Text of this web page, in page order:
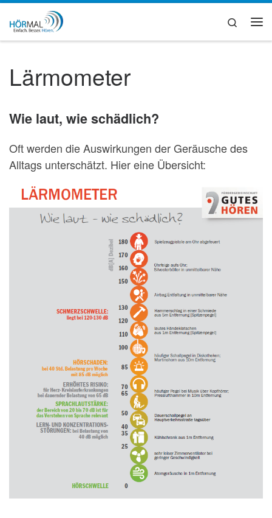
Zum Inhalt springen
Search
Lärmometer
Wie laut, wie schädlich?
Oft werden die Auswirkungen der Geräusche des
Alltags unterschätzt. Hier eine Übersicht: